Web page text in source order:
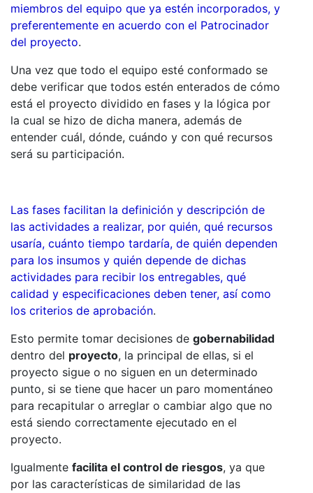
miembros del equipo que ya estén incorporados, y
preferentemente en acuerdo con el Patrocinador
del proyecto.
Una vez que todo el equipo esté conformado se
debe verificar que todos estén enterados de cómo
está el proyecto dividido en fases y la lógica por
la cual se hizo de dicha manera, además de
entender cuál, dónde, cuándo y con qué recursos
será su participación.
Las fases facilitan la definición y descripción de
las actividades a realizar, por quién, qué recursos
usaría, cuánto tiempo tardaría, de quién dependen
para los insumos y quién depende de dichas
actividades para recibir los entregables, qué
calidad y especificaciones deben tener, así como
los criterios de aprobación.
Esto permite tomar decisiones de gobernabilidad
dentro del proyecto, la principal de ellas, si el
proyecto sigue o no siguen en un determinado
punto, si se tiene que hacer un paro momentáneo
para recapitular o arreglar o cambiar algo que no
está siendo correctamente ejecutado en el
proyecto.
Igualmente facilita el control de riesgos, ya que
por las características de similaridad de las